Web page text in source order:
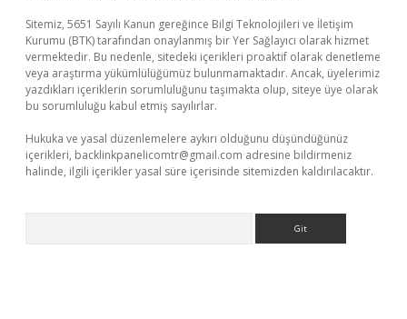
Sitemiz, 5651 Sayılı Kanun gereğince Bilgi Teknolojileri ve İletişim
Kurumu (BTK) tarafından onaylanmış bir Yer Sağlayıcı olarak hizmet
vermektedir. Bu nedenle, sitedeki içerikleri proaktif olarak denetleme
veya araştırma yükümlülüğümüz bulunmamaktadır. Ancak, üyelerimiz
yazdıkları içeriklerin sorumluluğunu taşımakta olup, siteye üye olarak
bu sorumluluğu kabul etmiş sayılırlar.
Hukuka ve yasal düzenlemelere aykırı olduğunu düşündüğünüz
içerikleri, backlinkpanelicomtr@gmail.com adresine bildirmeniz
halinde, ilgili içerikler yasal süre içerisinde sitemizden kaldırılacaktır.